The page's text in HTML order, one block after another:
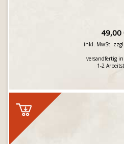
49,00
inkl. MwSt. zzgl.
versandfertig
1-2